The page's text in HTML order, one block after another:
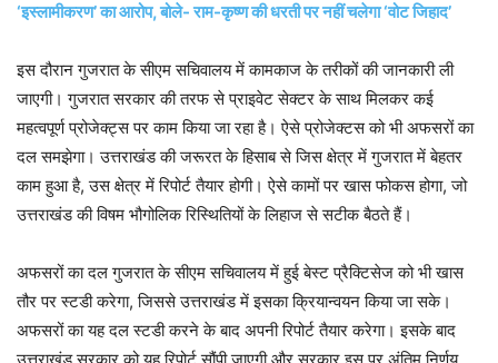
‘इस्लामीकरण’ का आरोप, बोले- राम-कृष्ण की धरती पर नहीं चलेगा ‘वोट जिहाद’
इस दौरान गुजरात के सीएम सचिवालय में कामकाज के तरीकों की जानकारी ली
जाएगी। गुजरात सरकार की तरफ से प्राइवेट सेक्टर के साथ मिलकर कई
महत्वपूर्ण प्रोजेक्ट्स पर काम किया जा रहा है। ऐसे प्रोजेक्टस को भी अफसरों का
दल समझेगा। उत्तराखंड की जरूरत के हिसाब से जिस क्षेत्र में गुजरात में बेहतर
काम हुआ है, उस क्षेत्र में रिपोर्ट तैयार होगी। ऐसे कामों पर खास फोकस होगा, जो
उत्तराखंड की विषम भौगोलिक रिस्थितियों के लिहाज से सटीक बैठते हैं।
अफसरों का दल गुजरात के सीएम सचिवालय में हुई बेस्ट प्रैक्टिसेज को भी खास
तौर पर स्टडी करेगा, जिससे उत्तराखंड में इसका क्रियान्वयन किया जा सके।
अफसरों का यह दल स्टडी करने के बाद अपनी रिपोर्ट तैयार करेगा। इसके बाद